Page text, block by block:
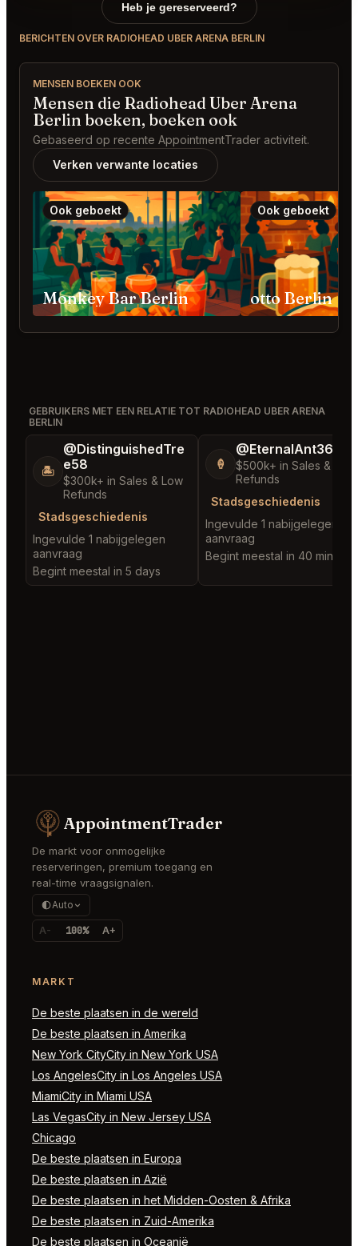
Heb je gereserveerd?
BERICHTEN OVER RADIOHEAD UBER ARENA BERLIN
MENSEN BOEKEN OOK
Mensen die Radiohead Uber Arena
Berlin boeken, boeken ook
Gebaseerd op recente AppointmentTrader activiteit.
Verken verwante locaties
Ook geboekt
Monkey Bar Berlin
Ook geboekt
otto Berlin
GEBRUIKERS MET EEN RELATIE TOT RADIOHEAD UBER ARENA
BERLIN
🏝️
@DistinguishedTre
e58
$300k+ in Sales & Low
Refunds
Stadsgeschiedenis
Ingevulde 1 nabijgelegen
aanvraag
Begint meestal in 5 days
🍦
@EternalAnt36
$500k+ in Sales & Low
Refunds
Stadsgeschiedenis
Ingevulde 1 nabijgelegen
aanvraag
Begint meestal in 40 minutes
AppointmentTrader
De markt voor onmogelijke
reserveringen, premium toegang en
real-time vraagsignalen.
Auto
A- 100% A+
MARKT
De beste plaatsen in de wereld
De beste plaatsen in Amerika
New York CityCity in New York USA
Los AngelesCity in Los Angeles USA
MiamiCity in Miami USA
Las VegasCity in New Jersey USA
Chicago
De beste plaatsen in Europa
De beste plaatsen in Azië
De beste plaatsen in het Midden-Oosten & Afrika
De beste plaatsen in Zuid-Amerika
De beste plaatsen in Oceanië